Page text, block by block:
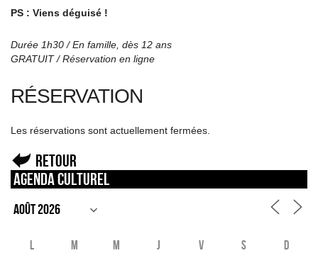
PS : Viens déguisé !
Durée 1h30 / En famille, dès 12 ans
GRATUIT / Réservation en ligne
RÉSERVATION
Les réservations sont actuellement fermées.
Retour
Agenda culturel
L M M J V S D